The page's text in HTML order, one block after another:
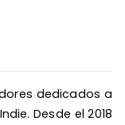
dedicados a
Desde el 2018